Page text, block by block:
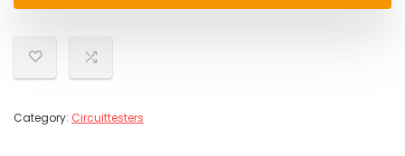
Category: Circuittesters